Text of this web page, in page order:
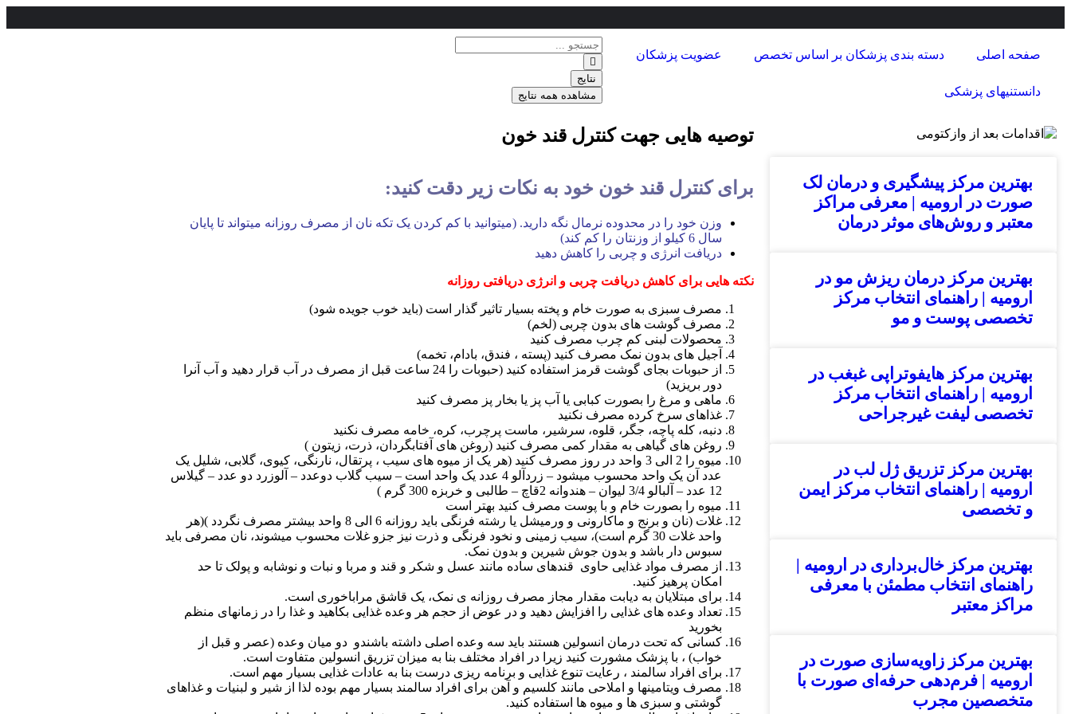
صفحه اصلی دسته بندی پزشکان بر اساس تخصص عضویت پزشکان
دانستنیهای پزشکی
نتایج
مشاهده همه نتایج
بهترین مرکز پیشگیری و درمان لک
صورت در ارومیه | معرفی مراکز
معتبر و روش‌های موثر درمان
بهترین مرکز درمان ریزش مو در
ارومیه | راهنمای انتخاب مرکز
تخصصی پوست و مو
بهترین مرکز هایفوتراپی غبغب در
ارومیه | راهنمای انتخاب مرکز
تخصصی لیفت غیرجراحی
بهترین مرکز تزریق ژل لب در
ارومیه | راهنمای انتخاب مرکز ایمن
و تخصصی
بهترین مرکز خال‌برداری در ارومیه |
راهنمای انتخاب مطمئن با معرفی
مراکز معتبر
بهترین مرکز زاویه‌سازی صورت در
ارومیه | فرم‌دهی حرفه‌ای صورت با
متخصصین مجرب
توصیه هایی جهت کنترل قند خون
برای کنترل قند خون خود به نکات زیر دقت کنید:
وزن خود را در محدوده نرمال نگه دارید. (میتوانید با کم کردن یک تکه نان از مصرف روزانه میتواند تا پایان
سال 6 کیلو از وزنتان را کم کند)
دریافت انرژی و چربی را کاهش دهید
نکته هایی برای کاهش دریافت چربی و انرژی دریافتی روزانه
مصرف سبزی به صورت خام و پخته بسیار تاثیر گذار است (باید خوب جویده شود)
مصرف گوشت های بدون چربی (لخم)
محصولات لبنی کم چرب مصرف کنید
آجیل های بدون نمک مصرف کنید (پسته ، فندق، بادام، تخمه)
از حبوبات بجای گوشت قرمز استفاده کنید (حبوبات را 24 ساعت قبل از مصرف در آب قرار دهید و آب آنرا
دور بریزید)
ماهی و مرغ را بصورت کبابی یا آب پز یا بخار پز مصرف کنید
غذاهای سرخ کرده مصرف نکنید
دنبه، کله پاچه، جگر، قلوه، سرشیر، ماست پرچرب، کره، خامه مصرف نکنید
روغن های گیاهی به مقدار کمی مصرف کنید (روغن های آفتابگردان، ذرت، زیتون )
میوه را 2 الی 3 واحد در روز مصرف کنید (هر یک از میوه های سیب ، پرتقال، نارنگی، کیوی، گلابی، شلیل یک
عدد آن یک واحد محسوب میشود – زردآلو 4 عدد یک واحد است – سیب گلاب دوعدد – آلوزرد دو عدد – گیلاس
12 عدد – آلبالو 3/4 لیوان – هندوانه 2قاچ – طالبی و خربزه 300 گرم )
میوه را بصورت خام و با پوست مصرف کنید بهتر است
غلات (نان و برنج و ماکارونی و ورمیشل یا رشته فرنگی باید روزانه 6 الی 8 واحد بیشتر مصرف نگردد )(هر
واحد غلات 30 گرم است)، سیب زمینی و نخود فرنگی و ذرت نیز جزو غلات محسوب میشوند، نان مصرفی باید
سبوس دار باشد و بدون جوش شیرین و بدون نمک.
از مصرف مواد غذایی حاوی قندهای ساده مانند عسل و شکر و قند و مربا و نبات و نوشابه و پولک تا حد
امکان پرهیز کنید.
برای مبتلایان به دیابت مقدار مجاز مصرف روزانه ی نمک، یک قاشق مراباخوری است.
تعداد وعده های غذایی را افزایش دهید و در عوض از حجم هر وعده غذایی بکاهید و غذا را در زمانهای منظم
بخورید
کسانی که تحت درمان انسولین هستند باید سه وعده اصلی داشته باشندو دو میان وعده (عصر و قبل از
خواب) ، با پزشک مشورت کنید زیرا در افراد مختلف بنا به میزان تزریق انسولین متفاوت است.
برای افراد سالمند ، رعایت تنوع غذایی و برنامه ریزی درست بنا به عادات غذایی بسیار مهم است.
مصرف ویتامینها و املاحی مانند کلسیم و آهن برای افراد سالمند بسیار مهم بوده لذا از شیر و لبنیات و غذاهای
گوشتی و سبزی ها و میوه ها استفاده کنید.